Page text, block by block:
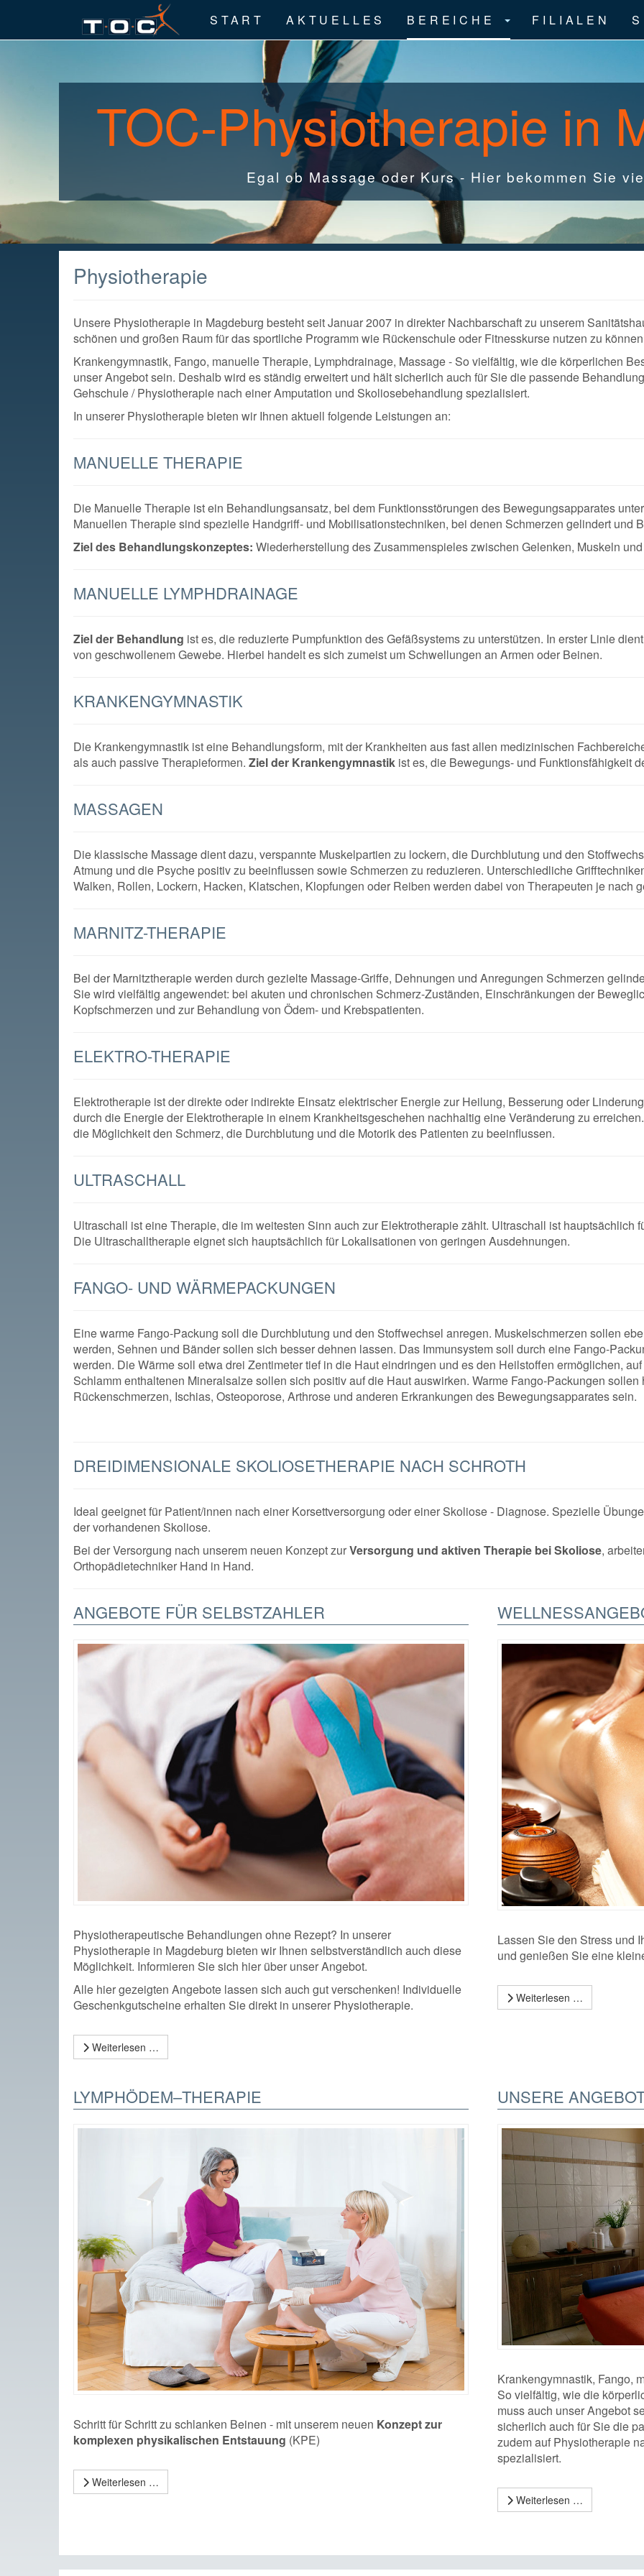
START AKTUELLES BEREICHE FILIALEN
TOC-Physiotherapie in
Egal ob Massage oder Kurs - Hier bekommen Sie
Physiotherapie
Unsere Physiotherapie in Magdeburg besteht seit Januar 2007 in direkter Nachbarschaft zu unserem
schönen und großen Raum für das sportliche Programm wie Rückenschule oder Fitnesskurse nutzen zu
Krankengymnastik, Fango, manuelle Therapie, Lymphdrainage, Massage - So vielfältig, wie die körperlichen
unser Angebot sein. Deshalb wird es ständig erweitert und hält sicherlich auch für Sie die passende
Gehschule / Physiotherapie nach einer Amputation und Skoliosebehandlung spezialisiert.
In unserer Physiotherapie bieten wir Ihnen aktuell folgende Leistungen an:
MANUELLE THERAPIE
Die Manuelle Therapie ist ein Behandlungsansatz, bei dem Funktionsstörungen des Bewegungsapparates
Manuellen Therapie sind spezielle Handgriff- und Mobilisationstechniken, bei denen Schmerzen gelindert und
Ziel des Behandlungskonzeptes: Wiederherstellung des Zusammenspieles zwischen Gelenken, Muskeln
MANUELLE LYMPHDRAINAGE
Ziel der Behandlung ist es, die reduzierte Pumpfunktion des Gefäßsystems zu unterstützen. In erster Linie
von geschwollenem Gewebe. Hierbei handelt es sich zumeist um Schwellungen an Armen oder Beinen.
KRANKENGYMNASTIK
Die Krankengymnastik ist eine Behandlungsform, mit der Krankheiten aus fast allen medizinischen
als auch passive Therapieformen. Ziel der Krankengymnastik ist es, die Bewegungs- und Funktionsfähigkeit
MASSAGEN
Die klassische Massage dient dazu, verspannte Muskelpartien zu lockern, die Durchblutung und den
Atmung und die Psyche positiv zu beeinflussen sowie Schmerzen zu reduzieren. Unterschiedliche
Walken, Rollen, Lockern, Hacken, Klatschen, Klopfungen oder Reiben werden dabei von Therapeuten je nach
MARNITZ-THERAPIE
Bei der Marnitztherapie werden durch gezielte Massage-Griffe, Dehnungen und Anregungen Schmerzen
Sie wird vielfältig angewendet: bei akuten und chronischen Schmerz-Zuständen, Einschränkungen der
Kopfschmerzen und zur Behandlung von Ödem- und Krebspatienten.
ELEKTRO-THERAPIE
Elektrotherapie ist der direkte oder indirekte Einsatz elektrischer Energie zur Heilung, Besserung oder
durch die Energie der Elektrotherapie in einem Krankheitsgeschehen nachhaltig eine Veränderung zu
die Möglichkeit den Schmerz, die Durchblutung und die Motorik des Patienten zu beeinflussen.
ULTRASCHALL
Ultraschall ist eine Therapie, die im weitesten Sinn auch zur Elektrotherapie zählt. Ultraschall ist hauptsächlich
Die Ultraschalltherapie eignet sich hauptsächlich für Lokalisationen von geringen Ausdehnungen.
FANGO- UND WÄRMEPACKUNGEN
Eine warme Fango-Packung soll die Durchblutung und den Stoffwechsel anregen. Muskelschmerzen sollen
werden, Sehnen und Bänder sollen sich besser dehnen lassen. Das Immunsystem soll durch eine Fango-
werden. Die Wärme soll etwa drei Zentimeter tief in die Haut eindringen und es den Heilstoffen ermöglichen,
Schlamm enthaltenen Mineralsalze sollen sich positiv auf die Haut auswirken. Warme Fango-Packungen
Rückenschmerzen, Ischias, Osteoporose, Arthrose und anderen Erkrankungen des Bewegungsapparates sein.
DREIDIMENSIONALE SKOLIOSETHERAPIE NACH SCHROTH
Ideal geeignet für Patient/innen nach einer Korsettversorgung oder einer Skoliose - Diagnose. Spezielle
der vorhandenen Skoliose.
Bei der Versorgung nach unserem neuen Konzept zurVersorgung und aktiven Therapie bei Skoliose,
Orthopädietechniker Hand in Hand.
ANGEBOTE FÜR SELBSTZAHLER
Physiotherapeutische Behandlungen ohne Rezept? In unserer
Physiotherapie in Magdeburg bieten wir Ihnen selbstverständlich auch diese
Möglichkeit. Informieren Sie sich hier über unser Angebot.
Alle hier gezeigten Angebote lassen sich auch gut verschenken! Individuelle
Geschenkgutscheine erhalten Sie direkt in unserer Physiotherapie.
Weiterlesen …
Lassen Sie den Stress und
und genießen Sie eine
Weiterlesen …
LYMPHÖDEM–THERAPIE
Schritt für Schritt zu schlanken Beinen - mit unserem neuen Konzept zur
komplexen physikalischen Entstauung (KPE)
Weiterlesen …
UNSERE
Krankengymnastik, Fango,
So vielfältig, wie die
muss auch unser Angebot
sicherlich auch für Sie die
zudem auf Physiotherapie
spezialisiert.
Weiterlesen …